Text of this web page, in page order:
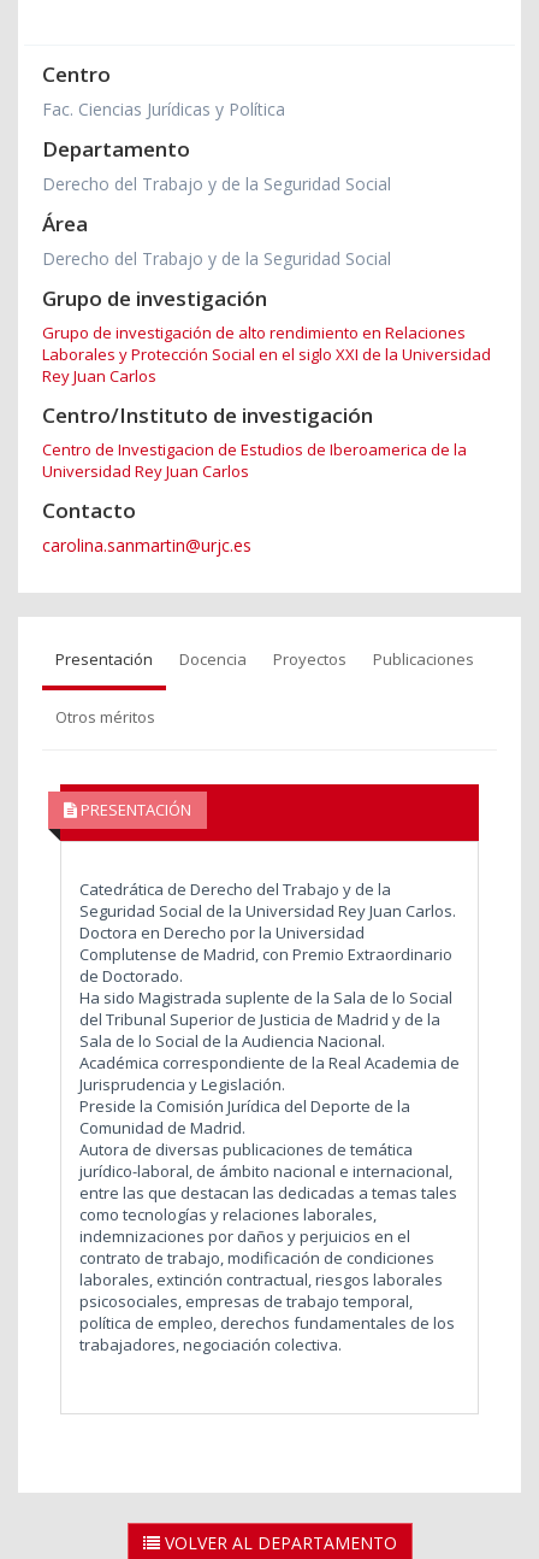
Centro
Fac. Ciencias Jurídicas y Política
Departamento
Derecho del Trabajo y de la Seguridad Social
Área
Derecho del Trabajo y de la Seguridad Social
Grupo de investigación
Grupo de investigación de alto rendimiento en Relaciones
Laborales y Protección Social en el siglo XXI de la Universidad
Rey Juan Carlos
Centro/Instituto de investigación
Centro de Investigacion de Estudios de Iberoamerica de la
Universidad Rey Juan Carlos
Contacto
carolina.sanmartin@urjc.es
Presentación Docencia Proyectos Publicaciones
Otros méritos
PRESENTACIÓN
Catedrática de Derecho del Trabajo y de la
Seguridad Social de la Universidad Rey Juan Carlos.
Doctora en Derecho por la Universidad
Complutense de Madrid, con Premio Extraordinario
de Doctorado.
Ha sido Magistrada suplente de la Sala de lo Social
del Tribunal Superior de Justicia de Madrid y de la
Sala de lo Social de la Audiencia Nacional.
Académica correspondiente de la Real Academia de
Jurisprudencia y Legislación.
Preside la Comisión Jurídica del Deporte de la
Comunidad de Madrid.
Autora de diversas publicaciones de temática
jurídico-laboral, de ámbito nacional e internacional,
entre las que destacan las dedicadas a temas tales
como tecnologías y relaciones laborales,
indemnizaciones por daños y perjuicios en el
contrato de trabajo, modificación de condiciones
laborales, extinción contractual, riesgos laborales
psicosociales, empresas de trabajo temporal,
política de empleo, derechos fundamentales de los
trabajadores, negociación colectiva.
VOLVER AL DEPARTAMENTO